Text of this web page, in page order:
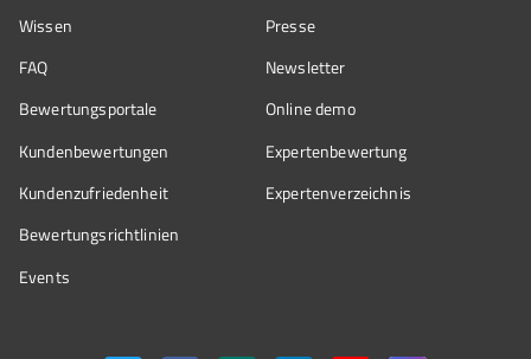
Wissen
FAQ
Bewertungsportale
Kundenbewertungen
Kundenzufriedenheit
Bewertungs­richtlinien
Events
Presse
Newsletter
Online demo
Expertenbewertung
Expertenverzeichnis